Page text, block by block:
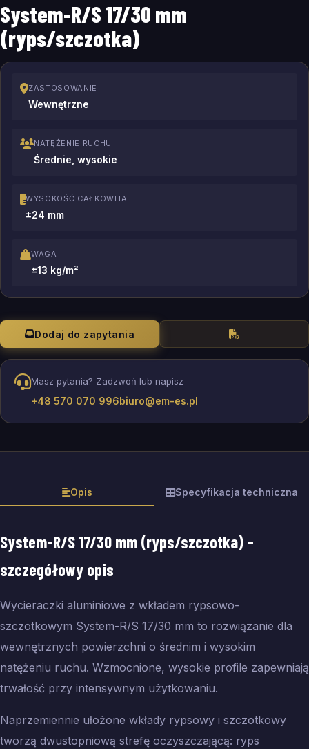
System-R/S 17/30 mm
(ryps/szczotka)
ZASTOSOWANIE
Wewnętrzne
NATĘŻENIE RUCHU
Średnie, wysokie
WYSOKOŚĆ CAŁKOWITA
±24 mm
WAGA
±13 kg/m²
Dodaj do zapytania
Masz pytania? Zadzwoń lub napisz
+48 570 070 996biuro@em-es.pl
Opis Specyfikacja techniczna
System-R/S 17/30 mm (ryps/szczotka) –
szczegółowy opis
Wycieraczki aluminiowe z wkładem rypsowo-
szczotkowym System-R/S 17/30 mm to rozwiązanie dla
wewnętrznych powierzchni o średnim i wysokim
natężeniu ruchu. Wzmocnione, wysokie profile zapewniają
trwałość przy intensywnym użytkowaniu.
Naprzemiennie ułożone wkłady rypsowy i szczotkowy
tworzą dwustopniową strefę oczyszczającą: ryps